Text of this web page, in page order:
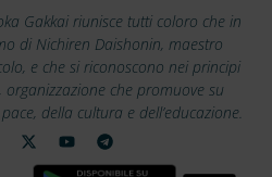
Gakkai riunisce tutti coloro che in
di Nichiren Daishonin, maestro
e che si riconoscono nei principi
organizzazione che promuove su
della cultura e dell’educazione.